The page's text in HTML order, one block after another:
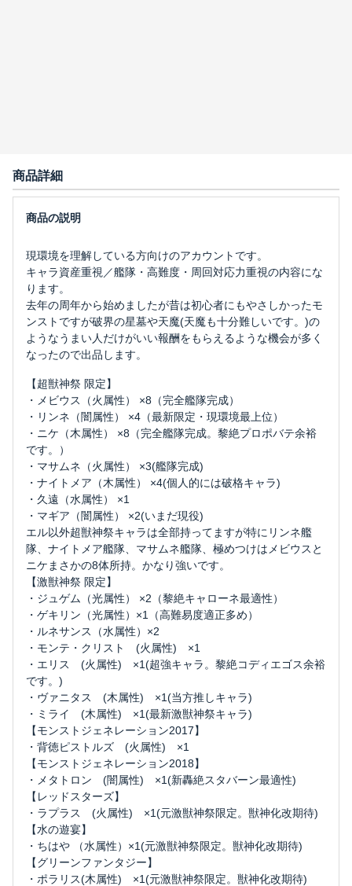
商品詳細
現環境を理解している方向けのアカウントです。
キャラ資産重視／艦隊・高難度・周回対応力重視の内容にな
ります。
去年の周年から始めましたが昔は初心者にもやさしかったモ
ンストですが破界の星墓や天魔(天魔も十分難しいです。)の
ようなうまい人だけがいい報酬をもらえるような機会が多く
なったので出品します。
【超獣神祭 限定】
・メビウス（火属性） ×8（完全艦隊完成）
・リンネ（闇属性） ×4（最新限定・現環境最上位）
・ニケ（木属性） ×8（完全艦隊完成。黎絶プロポバテ余裕
です。）
・マサムネ（火属性） ×3(艦隊完成)
・ナイトメア（木属性） ×4(個人的には破格キャラ)
・久遠（水属性） ×1
・マギア（闇属性） ×2(いまだ現役)
エル以外超獣神祭キャラは全部持ってますが特にリンネ艦
隊、ナイトメア艦隊、マサムネ艦隊、極めつけはメビウスと
ニケまさかの8体所持。かなり強いです。
【激獣神祭 限定】
・ジュゲム（光属性） ×2（黎絶キャローネ最適性）
・ゲキリン（光属性）×1（高難易度適正多め）
・ルネサンス（水属性）×2
・モンテ・クリスト (火属性) ×1
・エリス (火属性) ×1(超強キャラ。黎絶コディエゴス余裕
です。)
・ヴァニタス (木属性) ×1(当方推しキャラ)
・ミライ (木属性) ×1(最新激獣神祭キャラ)
【モンストジェネレーション2017】
・背徳ピストルズ (火属性) ×1
【モンストジェネレーション2018】
・メタトロン (闇属性) ×1(新轟絶スタバーン最適性)
【レッドスターズ】
・ラプラス (火属性) ×1(元激獣神祭限定。獣神化改期待)
【水の遊宴】
・ちはや （水属性）×1(元激獣神祭限定。獣神化改期待)
【グリーンファンタジー】
・ポラリス(木属性) ×1(元激獣神祭限定。獣神化改期待)